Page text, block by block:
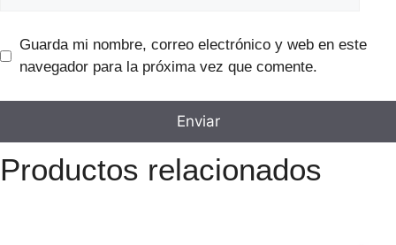
Guarda mi nombre, correo electrónico y web en este
navegador para la próxima vez que comente.
Productos relacionados